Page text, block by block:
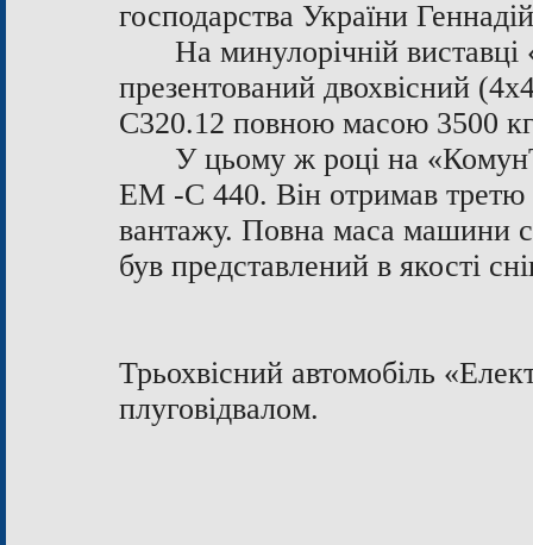
господарства України
На минулорічній
презентований двохвісний
С320.12 повною масою 3500
У цьому ж році на
ЕМ -С 440. Він отримав третю
вантажу. Повна маса машини
був представлений в якості
Трьохвісний автомобіль
плуговідвалом.